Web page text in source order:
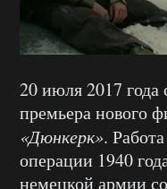
20 июля 2017 года
премьера нового
«Дюнкерк».
операции 1940
немецкой армии